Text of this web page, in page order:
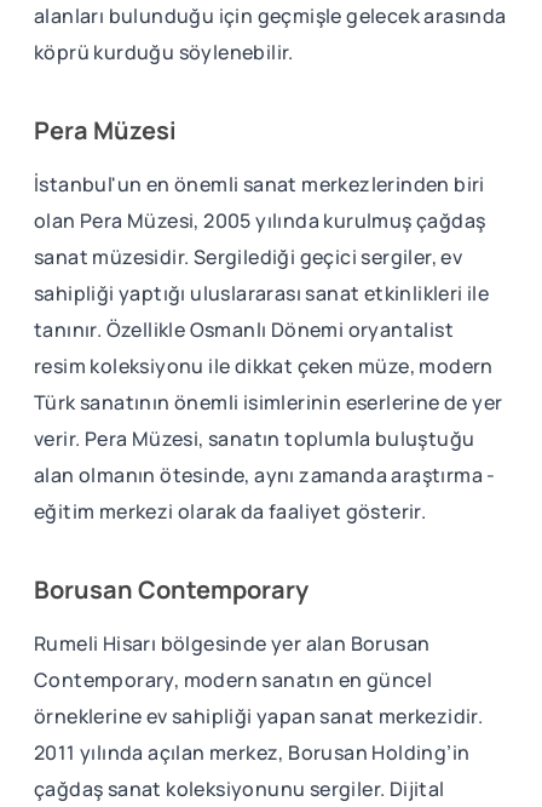
alanları bulunduğu için geçmişle gelecek arasında
köprü kurduğu söylenebilir.
Pera Müzesi
İstanbul'un en önemli sanat merkezlerinden biri
olan Pera Müzesi, 2005 yılında kurulmuş çağdaş
sanat müzesidir. Sergilediği geçici sergiler, ev
sahipliği yaptığı uluslararası sanat etkinlikleri ile
tanınır. Özellikle Osmanlı Dönemi oryantalist
resim koleksiyonu ile dikkat çeken müze, modern
Türk sanatının önemli isimlerinin eserlerine de yer
verir. Pera Müzesi, sanatın toplumla buluştuğu
alan olmanın ötesinde, aynı zamanda araştırma -
eğitim merkezi olarak da faaliyet gösterir.
Borusan Contemporary
Rumeli Hisarı bölgesinde yer alan Borusan
Contemporary, modern sanatın en güncel
örneklerine ev sahipliği yapan sanat merkezidir.
2011 yılında açılan merkez, Borusan Holding’in
çağdaş sanat koleksiyonunu sergiler. Dijital